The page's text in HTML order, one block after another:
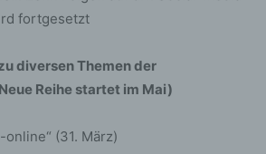
fortgesetzt
diversen Themen der
Reihe startet im Mai)
(31. März)